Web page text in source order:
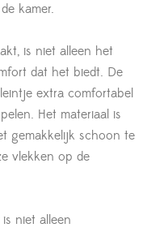
kamer.
is niet alleen het
dat het biedt. De
extra comfortabel
Het materiaal is
gemakkelijk schoon te
vlekken op de
niet alleen